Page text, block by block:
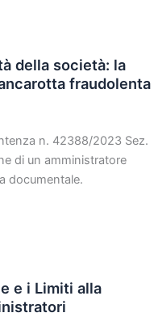
della società: la
fraudolenta
n. 42388/2023 Sez.
di un amministratore
documentale.
e i Limiti alla